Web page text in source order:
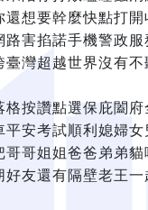
還想要幹麼快點打開
路害掐諾手機警政服
臺灣超越世界沒有不
格按讚點選保庇闔府
平安考試順利媳婦女
哥哥姐姐爸爸弟弟貓
好友還有隔壁老王一